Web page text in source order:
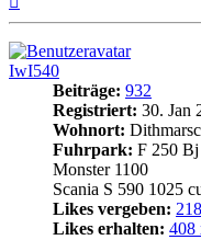
IwI540
Beiträge: 932
Registriert: 30. Jan
Wohnort:
Fuhrpark: F 250
Monster 1100
Scania S 590 1025
Likes vergeben:
Likes erhalten: 408